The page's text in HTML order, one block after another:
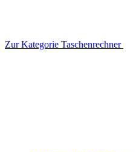
Zur Kategorie Taschenrechner